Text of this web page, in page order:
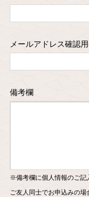
メールアドレス確認用
備考欄
※備考欄に個人情報のご記
ご友人同士でお申込みの